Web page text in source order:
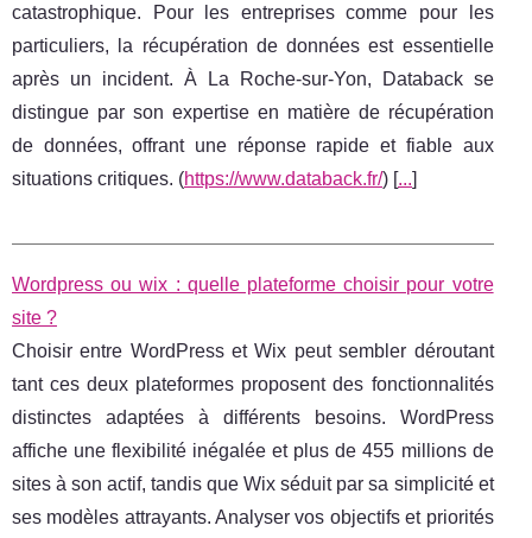
catastrophique. Pour les entreprises comme pour les
particuliers, la récupération de données est essentielle
après un incident. À La Roche-sur-Yon, Databack se
distingue par son expertise en matière de récupération
de données, offrant une réponse rapide et fiable aux
situations critiques. (https://www.databack.fr/) [...]
Wordpress ou wix : quelle plateforme choisir pour votre
site ?
Choisir entre WordPress et Wix peut sembler déroutant
tant ces deux plateformes proposent des fonctionnalités
distinctes adaptées à différents besoins. WordPress
affiche une flexibilité inégalée et plus de 455 millions de
sites à son actif, tandis que Wix séduit par sa simplicité et
ses modèles attrayants. Analyser vos objectifs et priorités